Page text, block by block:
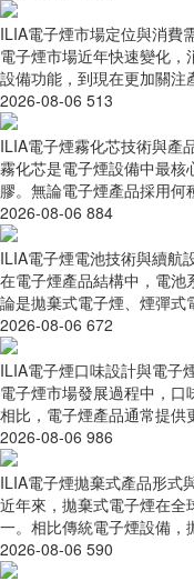
ILIA電子煙市場定位與消費
電子煙市場近年快速變化
設備功能，到現在更加關注
2026-08-06 513
ILIA電子煙霧化芯技術與產
霧化芯是電子煙設備中最核
膠。無論電子煙產品採用
2026-08-06 884
ILIA電子煙電池技術與續航
在電子煙產品結構中，電
論是拋棄式電子煙、煙彈式
2026-08-06 672
ILIA電子煙口味設計與電子
電子煙市場發展過程中，
相比，電子煙產品通常提供
2026-08-06 986
ILIA電子煙拋棄式產品形式
近年來，拋棄式電子煙在全
一。相比傳統電子煙設備，
2026-08-06 590